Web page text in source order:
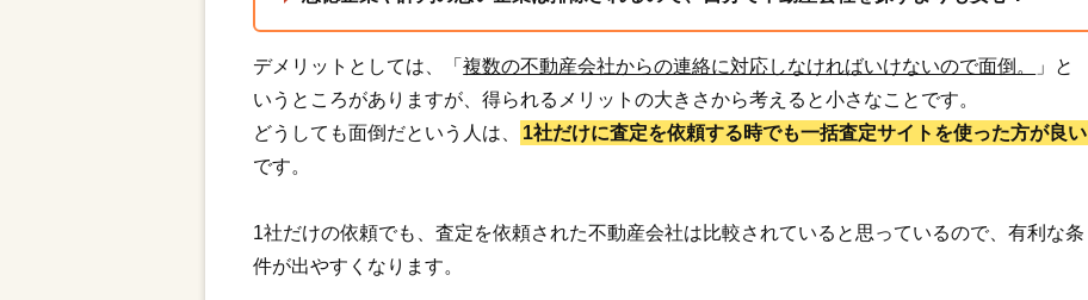
デメリットとしては、「複数の不動産会社からの連絡に対応しなければいけないので面倒。
」と
いうところがありますが、得られるメリットの大きさから考えると小さなことです。
どうしても面倒だという人は、
1社だけに査定を依頼する時でも一括査定サイトを使った方が良い
です。
1社だけの依頼でも、査定を依頼された不動産会社は比較されていると思っているので、有利な条
件が出やすくなります。